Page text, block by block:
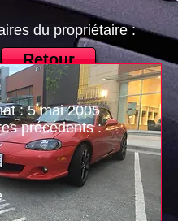
du propriétaire :
Retour
: 5 mai 2005
précédents :